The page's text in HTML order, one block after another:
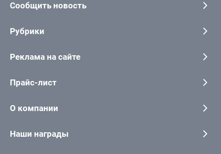
Сообщить новость
Рубрики
Реклама на сайте
Прайс-лист
О компании
Наши награды